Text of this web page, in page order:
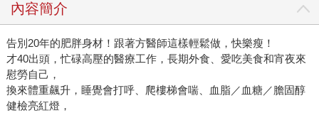
內容簡介
告別20年的肥胖身材！跟著方醫師這樣輕鬆做，快樂瘦！
才40出頭，忙碌高壓的醫療工作，長期外食、愛吃美食和宵夜來
慰勞自己，
換來體重飆升，睡覺會打呼、爬樓梯會喘、血脂／血糖／膽固醇
健檢亮紅燈，